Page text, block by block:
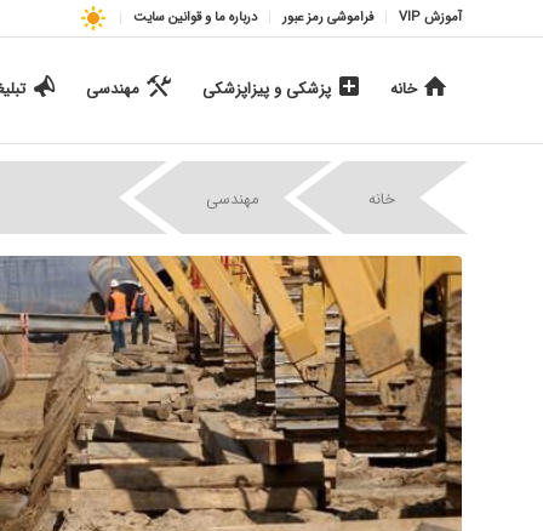
آموزش VIP فراموشی رمز عبور درباره ما و قوانین سایت
خانه پزشکی و پیزاپزشکی مهندسی
خانه مهندسی |